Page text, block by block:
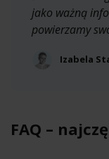
jako ważną
powierzamy
Izabela
FAQ –